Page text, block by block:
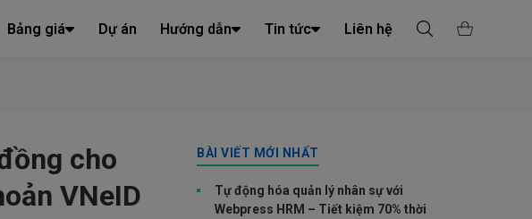
Bảng giá Dự án Hướng dẫn Tin tức Liên hệ
cho
VNeID
BÀI VIẾT MỚI NHẤT
Tự động hóa quản lý nhân sự với
Webpress HRM – Tiết kiệm 70% thời